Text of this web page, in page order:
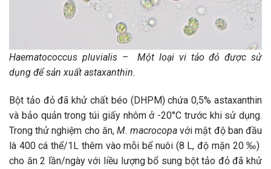
Haematococcus pluvialis –
Một loại vi tảo đỏ được sử
dụng để sản xuất astaxanthin.
Bột tảo đỏ đã khử chất béo (DHPM) chứa 0,5% astaxanthin
và bảo quản trong túi giấy nhôm ở -20°C trước khi sử dụng.
Trong thử nghiệm cho ăn, M. macrocopa với mật độ ban đầu
là 400 cá thể/1L thêm vào mỗi bể nuôi (8 L, độ mặn 20 ‰)
cho ăn 2 lần/ngày với liều lượng bổ sung bột tảo đỏ đã khử